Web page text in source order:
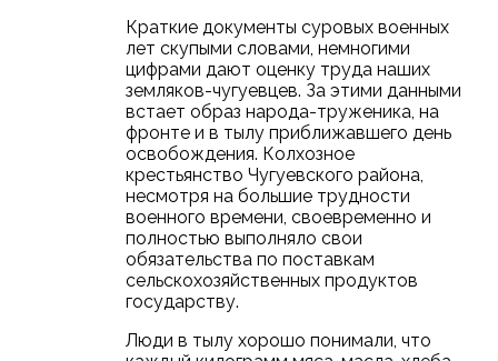
Краткие документы суровых военных
лет скупыми словами, немногими
цифрами дают оценку труда наших
земляков-чугуевцев. За этими данными
встает образ народа-труженика, на
фронте и в тылу приближавшего день
освобождения. Колхозное
крестьянство Чугуевского района,
несмотря на большие трудности
военного времени, своевременно и
полностью выполняло свои
обязательства по поставкам
сельскохозяйственных продуктов
государству.
Люди в тылу хорошо понимали, что